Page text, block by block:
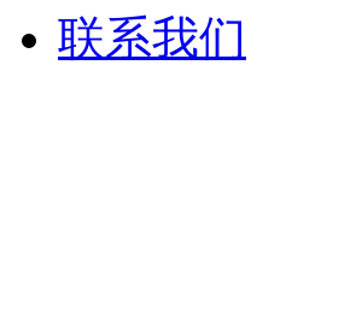
联系我们